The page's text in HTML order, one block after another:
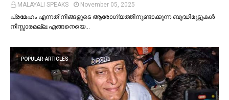
MALAYALI SPEAKS
November 05, 2025
പ്രമേഹം എന്നത് നിങ്ങളുടെ ആരോഗ്യത്തിനുണ്ടാക്കുന്ന ബുദ്ധിമുട്ടുകള്‍
നിസ്സാരമല്ല.എങ്ങനെയെ…
POPULAR-ARTICLES